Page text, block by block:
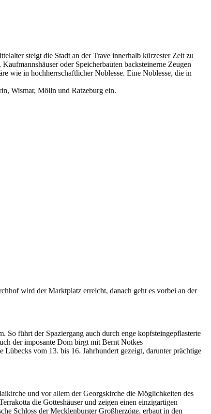
steigt die Stadt an der Trave innerhalb kürzester Zeit zu
oder Speicherbauten backsteinerne Zeugen
wie in hochherrschaftlicher Noblesse. Eine Noblesse, die in
Wismar, Mölln und Ratzeburg ein.
wird der Marktplatz erreicht, danach geht es vorbei an der
führt der Spaziergang auch durch enge kopfsteingepflasterte
der imposante Dom birgt mit Bernt Notkes
vom 13. bis 16. Jahrhundert gezeigt, darunter prächtige
und vor allem der Georgskirche die Möglichkeiten des
die Gotteshäuser und zeigen einen einzigartigen
Schloss der Mecklenburger Großherzöge, erbaut in den